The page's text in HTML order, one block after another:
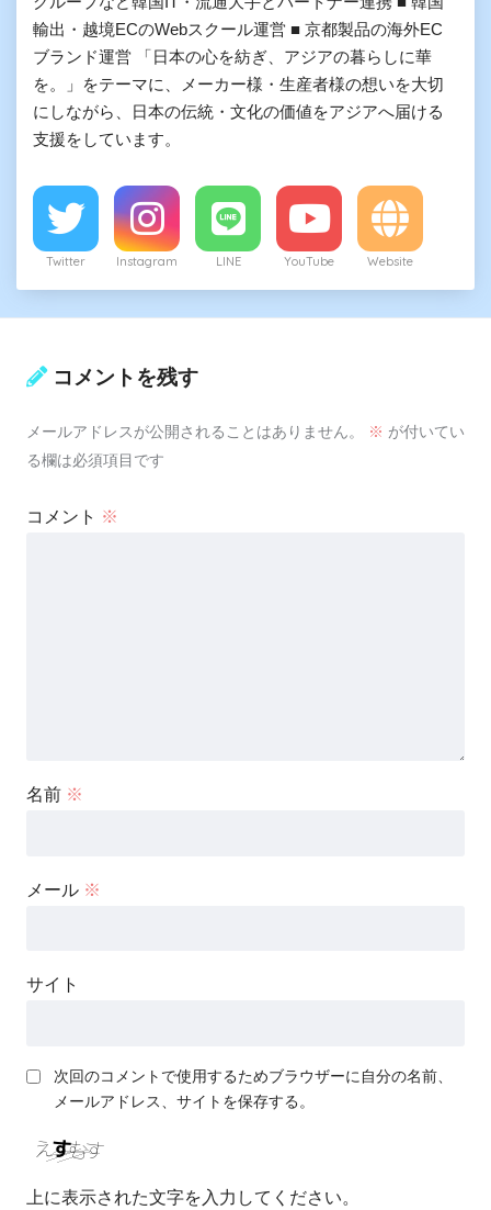
輸出・越境ECのWebスクール運営 ■ 京都製品の海外EC
ブランド運営 「日本の心を紡ぎ、アジアの暮らしに華
を。」をテーマに、メーカー様・生産者様の想いを大切
にしながら、日本の伝統・文化の価値をアジアへ届ける
支援をしています。
Twitter Instagram LINE YouTube Website
コメントを残す
メールアドレスが公開されることはありません。 ※ が付いてい
る欄は必須項目です
コメント ※
名前 ※
メール ※
サイト
次回のコメントで使用するためブラウザーに自分の名前、
メールアドレス、サイトを保存する。
上に表示された文字を入力してください。